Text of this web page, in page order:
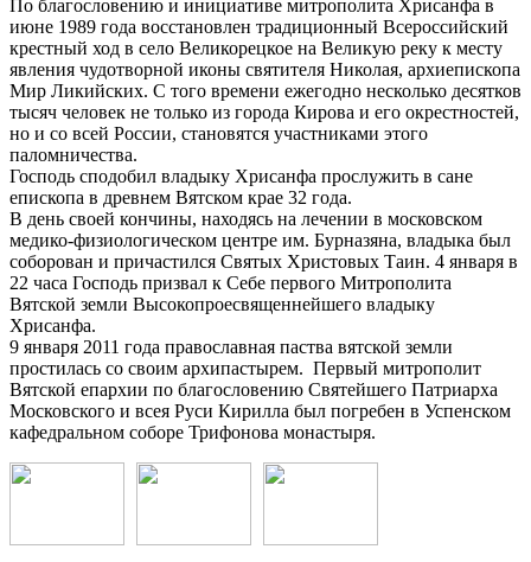
По благословению и инициативе митрополита Хрисанфа в
июне 1989 года восстановлен традиционный Всероссийский
крестный ход в село Великорецкое на Великую реку к месту
явления чудотворной иконы святителя Николая, архиепископа
Мир Ликийских. С того времени ежегодно несколько десятков
тысяч человек не только из города Кирова и его окрестностей,
но и со всей России, становятся участниками этого
паломничества.
Господь сподобил владыку Хрисанфа прослужить в сане
епископа в древнем Вятском крае 32 года.
В день своей кончины, находясь на лечении в московском
медико-физиологическом центре им. Бурназяна, владыка был
соборован и причастился Святых Христовых Таин. 4 января в
22 часа Господь призвал к Себе первого Митрополита
Вятской земли Высокопроесвященнейшего владыку
Хрисанфа.
9 января 2011 года православная паства вятской земли
простилась со своим архипастырем. Первый митрополит
Вятской епархии по благословению Святейшего Патриарха
Московского и всея Руси Кирилла был погребен в Успенском
кафедральном соборе Трифонова монастыря.